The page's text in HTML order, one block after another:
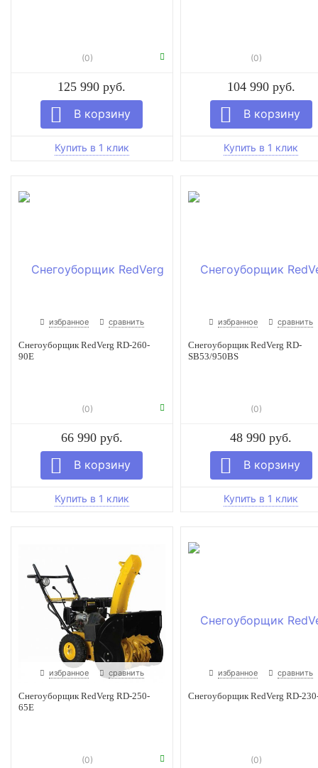
(0)
125 990 руб.
(0)
104 990 руб.
избранное сравнить
Снегоуборщик RedVerg RD-260-
90E
(0)
66 990 руб.
избранное сравнить
Снегоуборщик RedVerg RD-
SB53/950BS
(0)
48 990 руб.
избранное сравнить
Снегоуборщик RedVerg RD-250-
65E
(0)
избранное сравнить
Снегоуборщик RedVerg RD-
(0)